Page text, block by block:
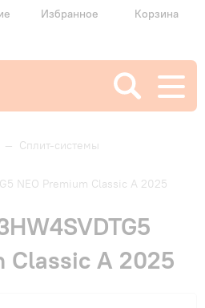
Избранное Корзина
— Сплит-системы
NEO Premium Classic A 2025
Classic A 2025